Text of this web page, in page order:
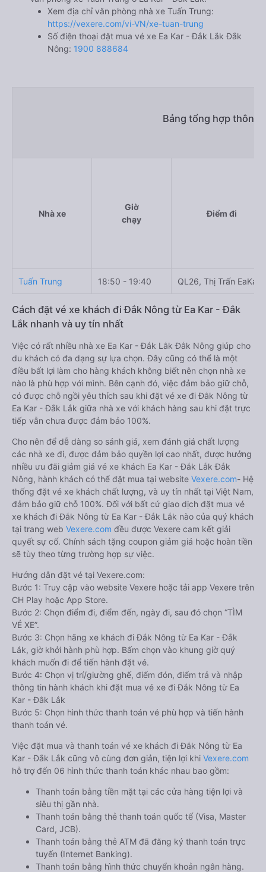
Xem địa chỉ văn phòng nhà xe Tuấn Trung:
https://vexere.com/vi-VN/xe-tuan-trung
Số điện thoại đặt mua vé xe Ea Kar - Đắk Lắk Đắk
Nông: 1900 888684
Bảng tổng hợp thông
Nhà xe
Giờ
chạy
Điểm đi
Tuấn Trung 18:50 - 19:40 QL26, Thị Trấn EaKar
Cách đặt vé xe khách đi Đắk Nông từ Ea Kar - Đắk
Lắk nhanh và uy tín nhất
Việc có rất nhiều nhà xe Ea Kar - Đắk Lắk Đắk Nông giúp cho
du khách có đa dạng sự lựa chọn. Đây cũng có thể là một
điều bất lợi làm cho hàng khách không biết nên chọn nhà xe
nào là phù hợp với mình. Bên cạnh đó, việc đảm bảo giữ chỗ,
có được chỗ ngồi yêu thích sau khi đặt vé xe đi Đắk Nông từ
Ea Kar - Đắk Lắk giữa nhà xe với khách hàng sau khi đặt trực
tiếp vẫn chưa được đảm bảo 100%.
Cho nên để dễ dàng so sánh giá, xem đánh giá chất lượng
các nhà xe đi, được đảm bảo quyền lợi cao nhất, được hưởng
nhiều ưu đãi giảm giá vé xe khách Ea Kar - Đắk Lắk Đắk
Nông, hành khách có thể đặt mua tại website Vexere.com- Hệ
thống đặt vé xe khách chất lượng, và uy tín nhất tại Việt Nam,
đảm bảo giữ chỗ 100%. Đối với bất cứ giao dịch đặt mua vé
xe khách đi Đắk Nông từ Ea Kar - Đắk Lắk nào của quý khách
tại trang web Vexere.com đều được Vexere cam kết giải
quyết sự cố. Chính sách tặng coupon giảm giá hoặc hoàn tiền
sẽ tùy theo từng trường hợp sự việc.
Hướng dẫn đặt vé tại Vexere.com:
Bước 1: Truy cập vào website Vexere hoặc tải app Vexere trên
CH Play hoặc App Store.
Bước 2: Chọn điểm đi, điểm đến, ngày đi, sau đó chọn “TÌM
VÉ XE”.
Bước 3: Chọn hãng xe khách đi Đắk Nông từ Ea Kar - Đắk
Lắk, giờ khởi hành phù hợp. Bấm chọn vào khung giờ quý
khách muốn đi để tiến hành đặt vé.
Bước 4: Chọn vị trí/giường ghế, điểm đón, điểm trả và nhập
thông tin hành khách khi đặt mua vé xe đi Đắk Nông từ Ea
Kar - Đắk Lắk
Bước 5: Chọn hình thức thanh toán vé phù hợp và tiến hành
thanh toán vé.
Việc đặt mua và thanh toán vé xe khách đi Đắk Nông từ Ea
Kar - Đắk Lắk cũng vô cùng đơn giản, tiện lợi khi Vexere.com
hỗ trợ đến 06 hình thức thanh toán khác nhau bao gồm:
Thanh toán bằng tiền mặt tại các cửa hàng tiện lợi và
siêu thị gần nhà.
Thanh toán bằng thẻ thanh toán quốc tế (Visa, Master
Card, JCB).
Thanh toán bằng thẻ ATM đã đăng ký thanh toán trực
tuyến (Internet Banking).
Thanh toán bằng hình thức chuyển khoản ngân hàng.